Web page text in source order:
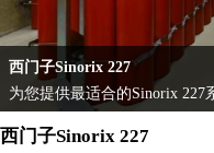
西门子Sinorix 227
为您提供最适合的Sinorix 227
西门子Sinorix 227